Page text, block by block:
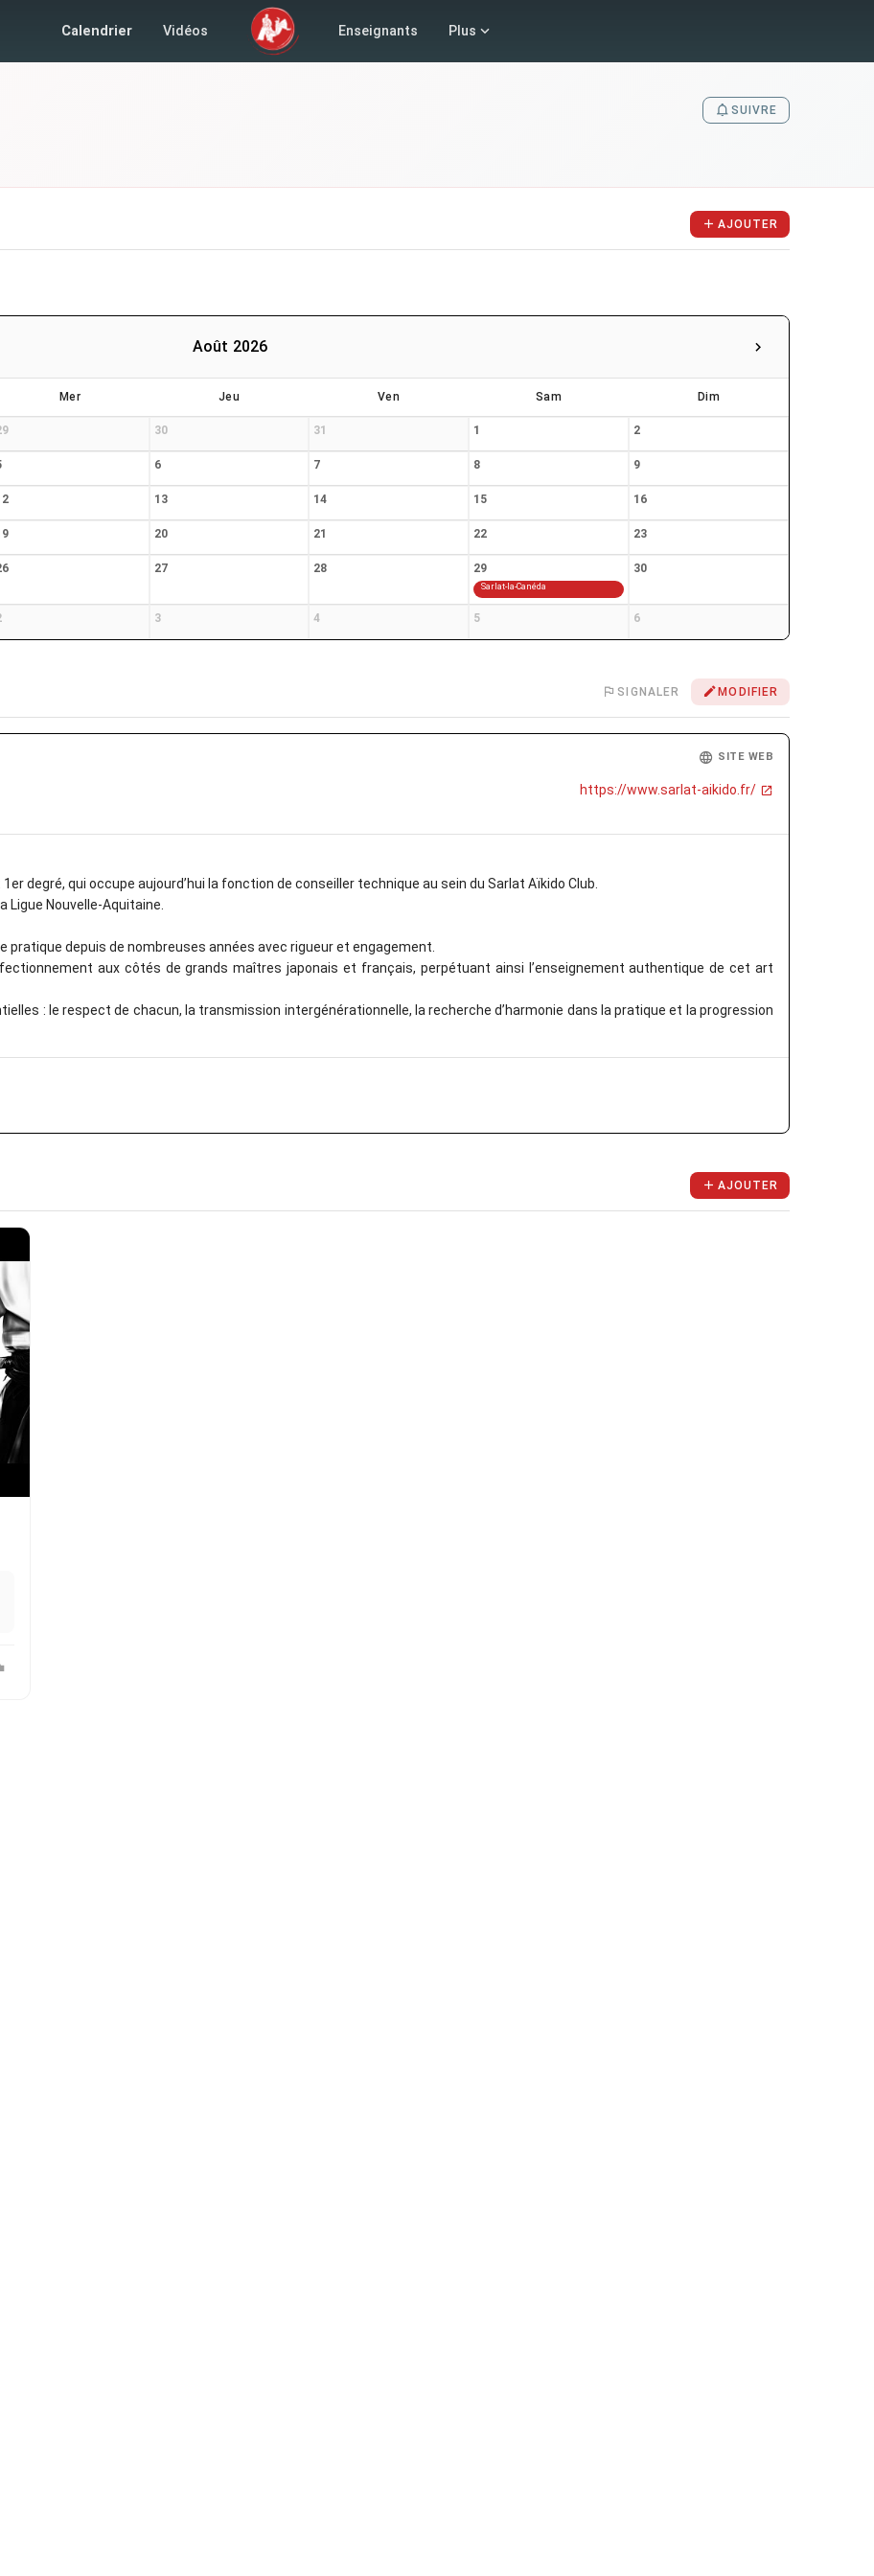
Calendrier Vidéos Enseignants Plus
SUIVRE
AJOUTER
Août 2026
Mer Jeu Ven Sam Dim
30 31 1 2
6 7 8 9
13 14 15 16
20 21 22 23
27 28 29
Sarlat-la-Canéda
30
3 4 5 6
SIGNALER MODIFIER
SITE WEB
https://www.sarlat-aikido.fr/
degré, qui occupe aujourd’hui la fonction de conseiller technique au sein du Sarlat Aïkido Club.
Ligue Nouvelle-Aquitaine.
pratique depuis de nombreuses années avec rigueur et engagement.
aux côtés de grands maîtres japonais et français, perpétuant ainsi l’enseignement authentique de cet art
: le respect de chacun, la transmission intergénérationnelle, la recherche d’harmonie dans la pratique et la progression
AJOUTER